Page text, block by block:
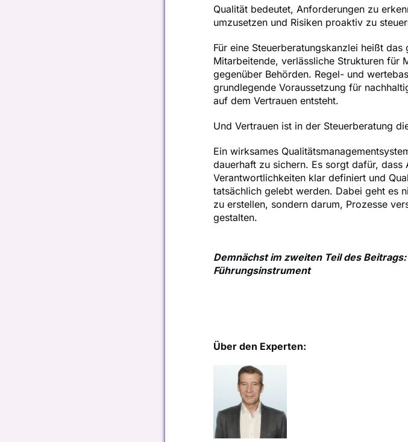
Qualität bedeutet, Anforderungen zu
umzusetzen und Risiken proaktiv zu
Für eine Steuerberatungskanzlei heißt
Mitarbeitende, verlässliche Strukturen für
gegenüber Behörden. Regel- und
grundlegende Voraussetzung für
auf dem Vertrauen entsteht.
Und Vertrauen ist in der Steuerberatung
Ein wirksames
dauerhaft zu sichern. Es sorgt dafür, dass
Verantwortlichkeiten klar definiert und
tatsächlich gelebt werden. Dabei geht es
zu erstellen, sondern darum, Prozesse
gestalten.
Demnächst im zweiten Teil des
Führungsinstrument
Über den Experten: